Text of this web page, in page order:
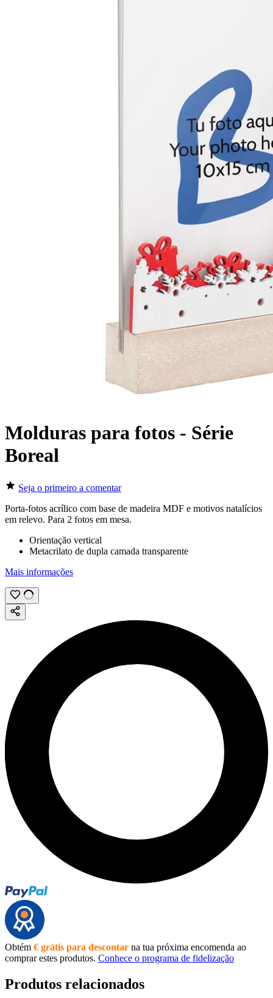
Molduras para fotos - Série
Boreal
Seja o primeiro a comentar
Porta-fotos acrílico com base de madeira MDF e motivos natalícios
em relevo. Para 2 fotos em mesa.
Orientação vertical
Metacrilato de dupla camada transparente
Mais informações
Obtém € grátis para descontar na tua próxima encomenda ao
comprar estes produtos. Conhece o programa de fidelização
Produtos relacionados